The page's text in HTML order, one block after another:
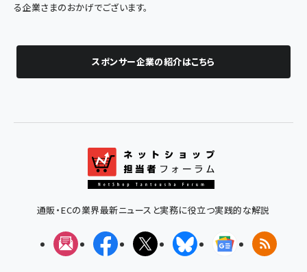
る企業さまのおかげでございます。
スポンサー企業の紹介はこちら
通販・ECの業界最新ニュースと実務に役立つ実践的な解説
メルマガFacebookX(エックス)BlueskyGoogleニュ
RSS